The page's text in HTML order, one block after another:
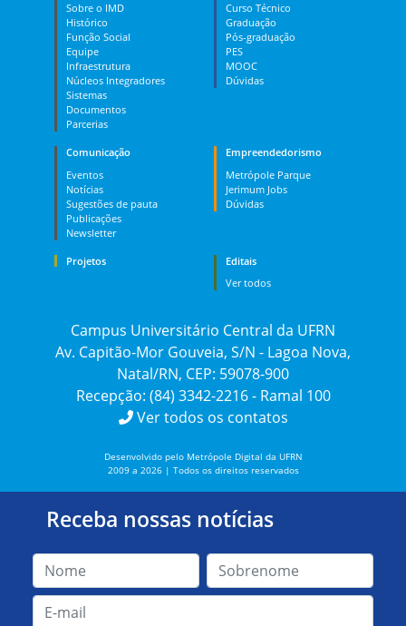
Sobre o IMD
Histórico
Função Social
Equipe
Infraestrutura
Núcleos Integradores
Sistemas
Documentos
Parcerias
Curso Técnico
Graduação
Pós-graduação
PES
MOOC
Dúvidas
Comunicação
Eventos
Notícias
Sugestões de pauta
Publicações
Newsletter
Empreendedorismo
Metrópole Parque
Jerimum Jobs
Dúvidas
Projetos
Editais
Ver todos
Campus Universitário Central da UFRN
Av. Capitão-Mor Gouveia, S/N - Lagoa Nova,
Natal/RN, CEP: 59078-900
Recepção: (84) 3342-2216 - Ramal 100
Ver todos os contatos
Desenvolvido pelo Metrópole Digital da UFRN
2009 a 2026 | Todos os direitos reservados
Receba nossas notícias